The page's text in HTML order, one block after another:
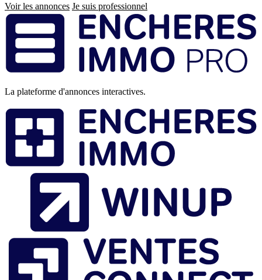
Voir les annonces Je suis professionnel
Pied
de
page
La plateforme d'annonces interactives.